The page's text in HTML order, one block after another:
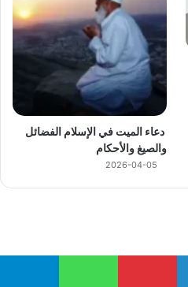
دعاء الميت في الإسلام الفضائل
والصيغ والأحكام
2026-04-05